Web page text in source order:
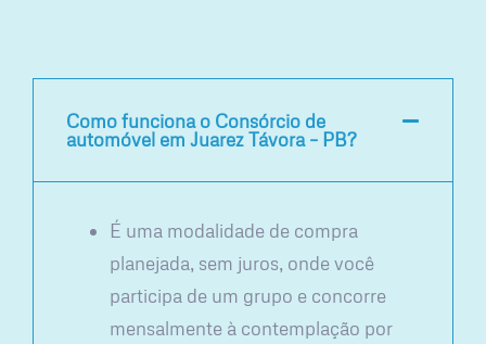
Como funciona o Consórcio de
automóvel em Juarez Távora – PB?
É uma modalidade de compra
planejada, sem juros, onde você
participa de um grupo e concorre
mensalmente à contemplação por